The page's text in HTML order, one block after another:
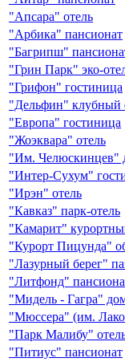
"Апсара" отель
"Арбика" пансионат
"Багрипш"
"Грин Парк" эко-
"Грифон" гостиница
"Дельфин" клубный
"Европа" гостиница
"Жоэквара" отель
"Им. Челюскинцев"
"Интер-Сухум"
"Ирэн" отель
"Кавказ" парк-отель
"Камарит"
"Курорт Пицунда"
"Лазурный берег"
"Литфонд"
"Мидель - Гагра"
"Мюссера" (им.
"Парк Малибу"
"Питиус" пансионат